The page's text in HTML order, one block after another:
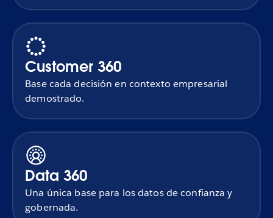
Customer 360
Base cada decisión en contexto empresarial
demostrado.
Data 360
Una única base para los datos de confianza y
gobernada.